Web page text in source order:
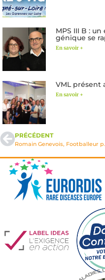
MPS III B :
génique se
En savoir +
VML présent
En savoir +
PRÉCÉDENT
Romain